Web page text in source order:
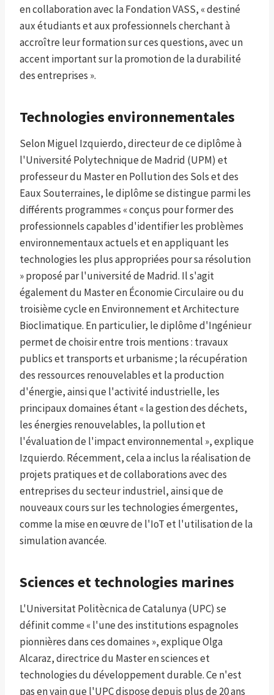
en collaboration avec la Fondation VASS, « destiné
aux étudiants et aux professionnels cherchant à
accroître leur formation sur ces questions, avec un
accent important sur la promotion de la durabilité
des entreprises ».
Technologies environnementales
Selon Miguel Izquierdo, directeur de ce diplôme à
l'Université Polytechnique de Madrid (UPM) et
professeur du Master en Pollution des Sols et des
Eaux Souterraines, le diplôme se distingue parmi les
différents programmes « conçus pour former des
professionnels capables d'identifier les problèmes
environnementaux actuels et en appliquant les
technologies les plus appropriées pour sa résolution
» proposé par l'université de Madrid. Il s'agit
également du Master en Économie Circulaire ou du
troisième cycle en Environnement et Architecture
Bioclimatique. En particulier, le diplôme d'Ingénieur
permet de choisir entre trois mentions : travaux
publics et transports et urbanisme ; la récupération
des ressources renouvelables et la production
d'énergie, ainsi que l'activité industrielle, les
principaux domaines étant « la gestion des déchets,
les énergies renouvelables, la pollution et
l'évaluation de l'impact environnemental », explique
Izquierdo. Récemment, cela a inclus la réalisation de
projets pratiques et de collaborations avec des
entreprises du secteur industriel, ainsi que de
nouveaux cours sur les technologies émergentes,
comme la mise en œuvre de l'IoT et l'utilisation de la
simulation avancée.
Sciences et technologies marines
L'Universitat Politècnica de Catalunya (UPC) se
définit comme « l'une des institutions espagnoles
pionnières dans ces domaines », explique Olga
Alcaraz, directrice du Master en sciences et
technologies du développement durable. Ce n'est
pas en vain que l'UPC dispose depuis plus de 20 ans